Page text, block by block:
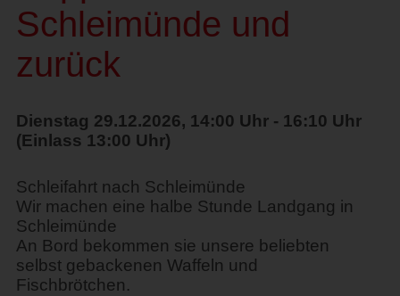
Schleimünde und
zurück
Dienstag 29.12.2026, 14:00 Uhr - 16:10 Uhr
(Einlass 13:00 Uhr)
Schleifahrt nach Schleimünde
Wir machen eine halbe Stunde Landgang in
Schleimünde
An Bord bekommen sie unsere beliebten
selbst gebackenen Waffeln und
Fischbrötchen.